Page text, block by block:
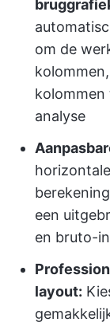
om de
kolommen
analyse
een
en bruto-
layout: